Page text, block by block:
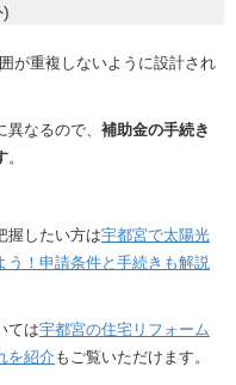
)
が重複しないように設計され
なるので、 補助金の手続き
。
握したい方は宇都宮で太陽光
！申請条件と手続きも解説
ては宇都宮の住宅リフォーム
を紹介もご覧いただけます。